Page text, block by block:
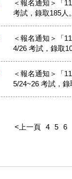
＜報名通知＞「
考試，錄取185人
＜報名通知＞「
4/26 考試，錄取
＜報名通知＞「
5/24~26 考試，
<上一頁 4 5 6